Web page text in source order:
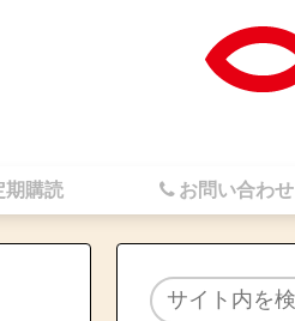
期購読 お問い合わせ